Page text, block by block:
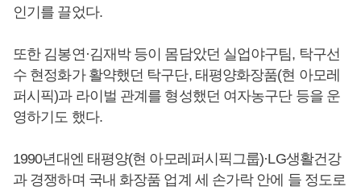
인기를 끌었다.
또한 김봉연·김재박 등이 몸담았던 실업야구팀, 탁구선
수 현정화가 활약했던 탁구단, 태평양화장품(현 아모레
퍼시픽)과 라이벌 관계를 형성했던 여자농구단 등을 운
영하기도 했다.
1990년대엔 태평양(현 아모레퍼시픽그룹)·LG생활건강
과 경쟁하며 국내 화장품 업계 세 손가락 안에 들 정도로